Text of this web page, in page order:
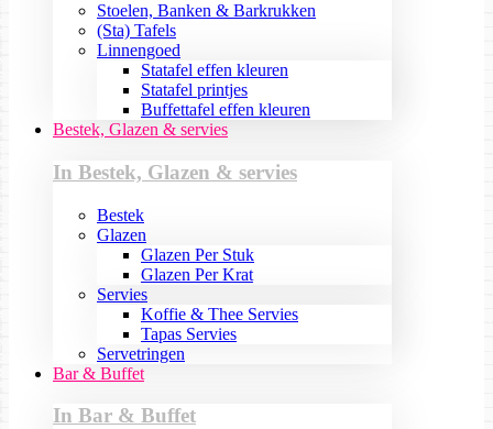
Stoelen, Banken & Barkrukken
(Sta) Tafels
Linnengoed
Statafel effen kleuren
Statafel printjes
Buffettafel effen kleuren
Bestek, Glazen & servies
In Bestek, Glazen & servies
Bestek
Glazen
Glazen Per Stuk
Glazen Per Krat
Servies
Koffie & Thee Servies
Tapas Servies
Servetringen
Bar & Buffet
In Bar & Buffet